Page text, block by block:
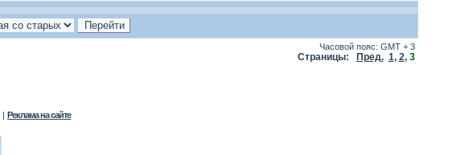
Часовой пояс: GMT + 3
Страницы: Пред. 1, 2, 3
| Реклама на сайте